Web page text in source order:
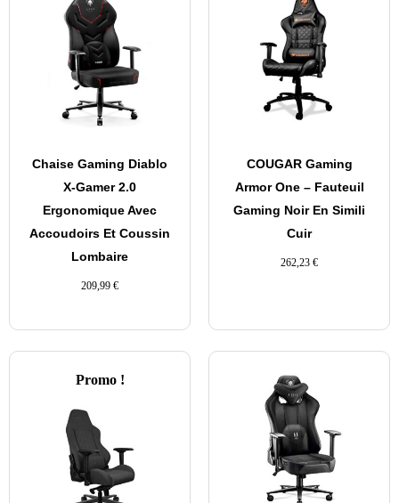
Chaise Gaming Diablo
X-Gamer 2.0
Ergonomique Avec
Accoudoirs Et Coussin
Lombaire
209,99 €
COUGAR Gaming
Armor One – Fauteuil
Gaming Noir En Simili
Cuir
262,23 €
Promo !